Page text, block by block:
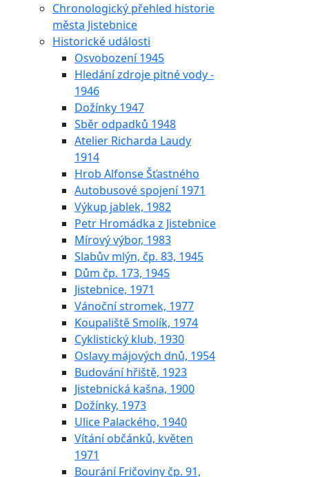
Chronologický přehled historie
města Jistebnice
Historické události
Osvobození 1945
Hledání zdroje pitné vody -
1946
Dožínky 1947
Sběr odpadků 1948
Atelier Richarda Laudy
1914
Hrob Alfonse Šťastného
Autobusové spojení 1971
Výkup jablek, 1982
Petr Hromádka z Jistebnice
Mírový výbor, 1983
Slabův mlýn, čp. 83, 1945
Dům čp. 173, 1945
Jistebnice, 1971
Vánoční stromek, 1977
Koupaliště Smolík, 1974
Cyklistický klub, 1930
Oslavy májových dnů, 1954
Budování hřiště, 1923
Jistebnická kašna, 1900
Dožínky, 1973
Ulice Palackého, 1940
Vítání občánků, květen
1971
Bourání Fričoviny čp. 91,